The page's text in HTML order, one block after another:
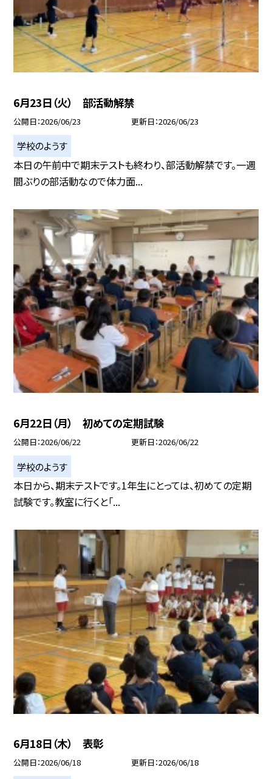
6月23日（火） 部活動解禁
公開日 2026/06/23 更新日 2026/06/23
学校のようす
本日の午前中で期末テストも終わり、部活動解禁です。一週
間ぶりの部活動なので体力面...
6月22日（月） 初めての定期試験
公開日 2026/06/22 更新日 2026/06/22
学校のようす
本日から、期末テストです。1年生にとっては、初めての定期
試験です。教室に行くと「...
6月18日（木） 表彰
公開日 2026/06/18 更新日 2026/06/18